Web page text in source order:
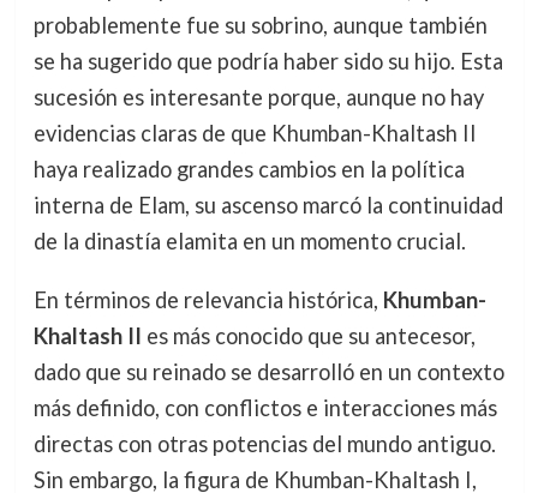
probablemente fue su sobrino, aunque también
se ha sugerido que podría haber sido su hijo. Esta
sucesión es interesante porque, aunque no hay
evidencias claras de que Khumban-Khaltash II
haya realizado grandes cambios en la política
interna de Elam, su ascenso marcó la continuidad
de la dinastía elamita en un momento crucial.
En términos de relevancia histórica, Khumban-
Khaltash II es más conocido que su antecesor,
dado que su reinado se desarrolló en un contexto
más definido, con conflictos e interacciones más
directas con otras potencias del mundo antiguo.
Sin embargo, la figura de Khumban-Khaltash I,